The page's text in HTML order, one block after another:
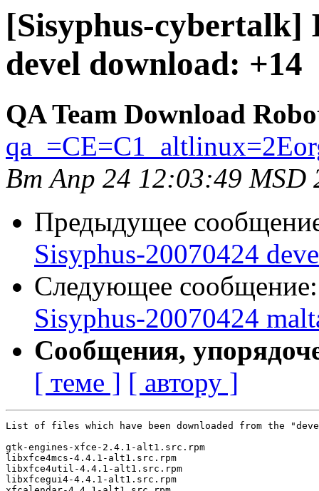
[Sisyphus-cybertalk]
devel download: +14
QA Team Download
Вт Апр 24 12:03:49 MSD
Предыдущее
Sisyphus-20070424
Следующее
Sisyphus-20070424
Сообщения,
[ теме ] [ автору ]
List of files which have been downloaded from the
gtk-engines-xfce-2.4.1-alt1.src.rpm
libxfce4mcs-4.4.1-alt1.src.rpm
libxfce4util-4.4.1-alt1.src.rpm
libxfcegui4-4.4.1-alt1.src.rpm